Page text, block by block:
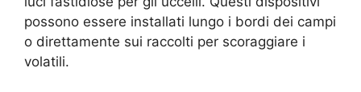
possono essere installati lungo i bordi dei campi
o direttamente sui raccolti per scoraggiare i
volatili.